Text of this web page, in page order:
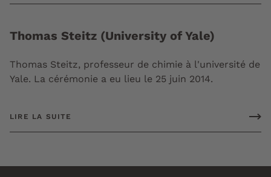
Thomas Steitz (University of Yale)
Thomas Steitz, professeur de chimie à l'université de
Yale. La cérémonie a eu lieu le 25 juin 2014.
LIRE LA SUITE